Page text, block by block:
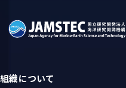
組織について